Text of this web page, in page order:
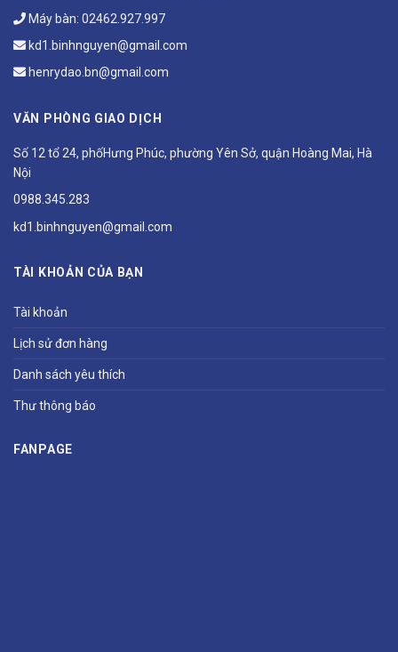
Máy bàn: 02462.927.997
kd1.binhnguyen@gmail.com
henrydao.bn@gmail.com
VĂN PHÒNG GIAO DỊCH
Số 12 tổ 24, phốHưng Phúc, phường Yên Sở, quận Hoàng Mai, Hà
Nội
0988.345.283
kd1.binhnguyen@gmail.com
TÀI KHOẢN CỦA BẠN
Tài khoản
Lịch sử đơn hàng
Danh sách yêu thích
Thư thông báo
FANPAGE